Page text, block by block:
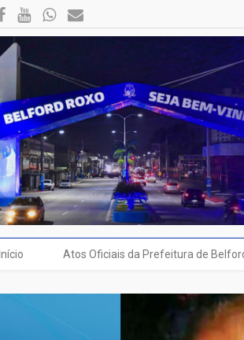
Início Atos Oficiais da Prefeitura de